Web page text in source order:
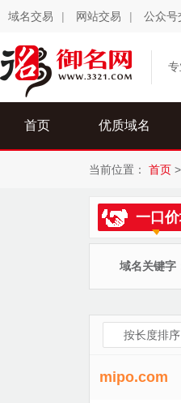
域名交易 | 网站交易 | 公众号
首页 优质域名
当前位置： 首页 >
一口
域名关键字
按长度排序
mipo.com